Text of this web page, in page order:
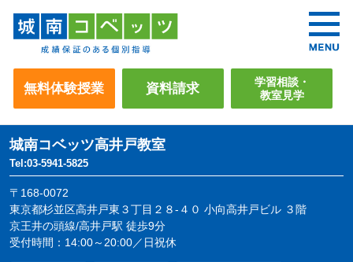
無料体験授業 資料請求
学習相談・
教室見学
城南コベッツ高井戸教室
Tel:03-5941-5825
〒168-0072
東京都杉並区高井戸東３丁目２８-４０ 小向高井戸ビル ３階
京王井の頭線/高井戸駅 徒歩9分
受付時間：14:00～20:00／日祝休